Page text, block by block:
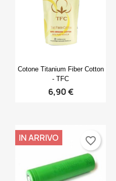
Anteprima
Cotone Titanium Fiber Cotton
- TFC
6,90 €
IN ARRIVO favorite_border